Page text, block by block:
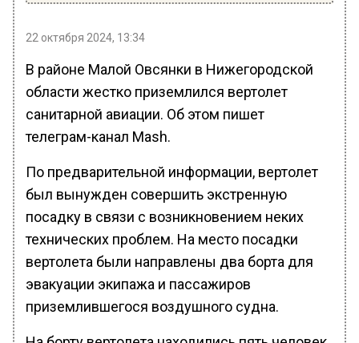
22 октября 2024, 13:34
В районе Малой Овсянки в Нижегородской
области жестко приземлился вертолет
санитарной авиации. Об этом пишет
телеграм-канал Mash.
По предварительной информации, вертолет
был вынужден совершить экстренную
посадку в связи с возникновением неких
технических проблем. На место посадки
вертолета были направлены два борта для
эвакуации экипажа и пассажиров
приземлившегося воздушного судна.